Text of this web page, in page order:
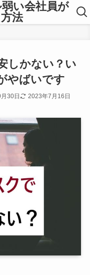
い会社員が
法
しかない？い
やばいです
30日 2023年7月16日